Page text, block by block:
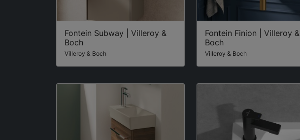
Fontein Subway | Villeroy &
Boch
Villeroy & Boch
Fontein Finion | Villeroy &
Boch
Villeroy & Boch